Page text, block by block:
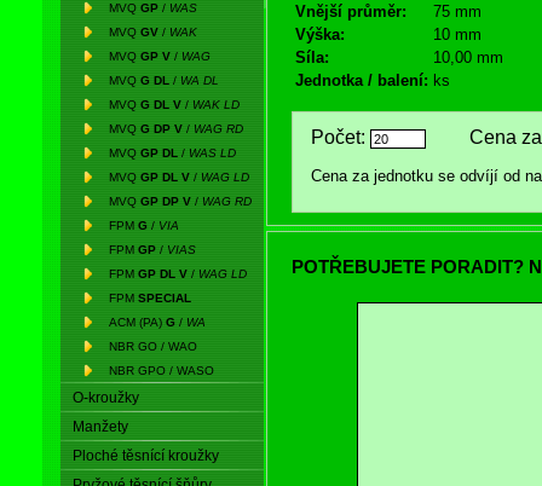
MVQ GP / WAS
MVQ GV / WAK
MVQ GP V / WAG
MVQ G DL / WA DL
MVQ G DL V / WAK LD
MVQ G DP V / WAG RD
MVQ GP DL / WAS LD
MVQ GP DL V / WAG LD
MVQ GP DP V / WAG RD
FPM G / VIA
FPM GP / VIAS
FPM GP DL V / WAG LD
FPM SPECIAL
ACM (PA) G / WA
NBR GO / WAO
NBR GPO / WASO
O-kroužky
Manžety
Ploché těsnící kroužky
Vnější průměr:
75 mm
Výška:
10 mm
Síla:
10,00 mm
Jednotka / balení: ks
Počet: Cena za
Cena za jednotku se odvíjí od
POTŘEBUJETE PORADIT?